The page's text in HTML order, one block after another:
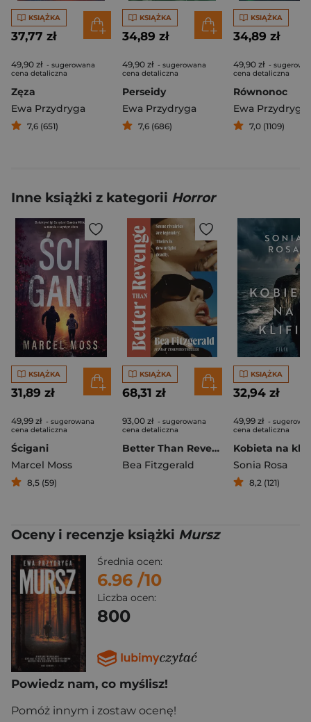
KSIĄŻKA
37,77 zł
49,90 zł - sugerowana
cena detaliczna
Zęza
Ewa Przydryga
7,6 (651)
KSIĄŻKA
34,89 zł
49,90 zł - sugerowana
cena detaliczna
Perseidy
Ewa Przydryga
7,6 (686)
KSIĄŻKA
34,89 zł
49,90 zł -
cena detaliczna
Równonoc
Ewa Przydryga
7,0 (1109)
Inne książki z kategorii Horror
KSIĄŻKA
31,89 zł
49,99 zł - sugerowana
cena detaliczna
Ścigani
Marcel Moss
8,5 (59)
KSIĄŻKA
68,31 zł
93,00 zł - sugerowana
cena detaliczna
Better Than Revenge
Bea Fitzgerald
KSIĄŻKA
32,94 zł
49,99 zł -
cena detaliczna
Kobieta na
Sonia Rosa
8,2 (121)
Oceny i recenzje książki Mursz
Średnia ocen:
6.96 /10
Liczba ocen:
800
Powiedz nam, co myślisz!
Pomóż innym i zostaw ocenę!